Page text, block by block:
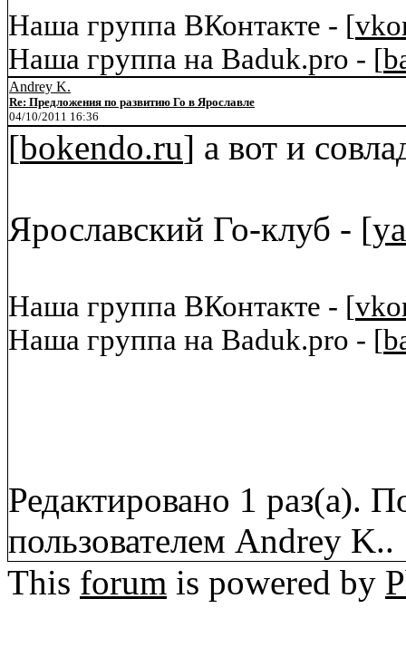
Наша группа ВКонтакте - [
Наша группа на Baduk.pro - [
Andrey K.
Re: Предложения по развитию Го в Ярославле
04/10/2011 16:36
[bokendo.ru] а вот и
Ярославский Го-клуб - [
Наша группа ВКонтакте - [
Наша группа на Baduk.pro - [
Редактировано 1 раз(а).
пользователем Andrey K..
This forum is powered by